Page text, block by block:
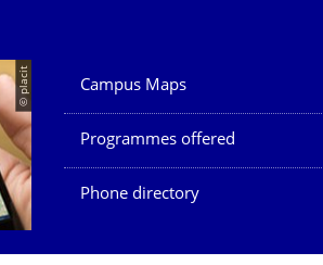
© placit Our Services
Campus Maps
Programmes offered
Phone directory